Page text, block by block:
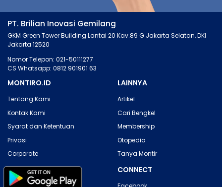
PT. Brilian Inovasi Gemilang
GKM Green Tower Building Lantai 20 Kav.89 G Jakarta Selatan, DKI
Jakarta 12520
Nomor Telepon: 021-50111277
CS Whatsapp: 0812 901901 63
MONTIRO.ID
Tentang Kami
Kontak Kami
Syarat dan Ketentuan
Privasi
Corporate
LAINNYA
Artikel
Cari Bengkel
Membership
Otopedia
Tanya Montir
CONNECT